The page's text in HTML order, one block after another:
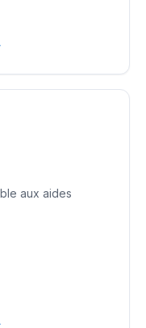
aux aides